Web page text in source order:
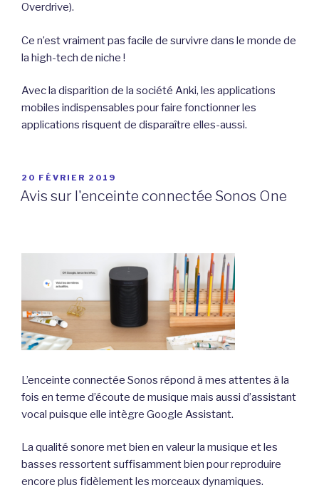
Overdrive).
Ce n’est vraiment pas facile de survivre dans le monde de
la high-tech de niche !
Avec la disparition de la société Anki, les applications
mobiles indispensables pour faire fonctionner les
applications risquent de disparaître elles-aussi.
PUBLIÉ
LE
20 FÉVRIER 2019
Avis sur l'enceinte connectée Sonos One
L’enceinte connectée Sonos répond à mes attentes à la
fois en terme d’écoute de musique mais aussi d’assistant
vocal puisque elle intègre Google Assistant.
La qualité sonore met bien en valeur la musique et les
basses ressortent suffisamment bien pour reproduire
encore plus fidèlement les morceaux dynamiques.